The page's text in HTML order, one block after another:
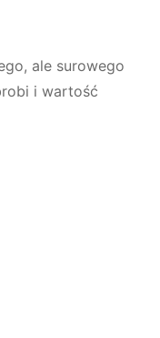
ale surowego
i wartość